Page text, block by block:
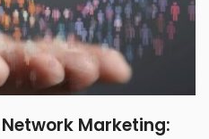
Marketing: